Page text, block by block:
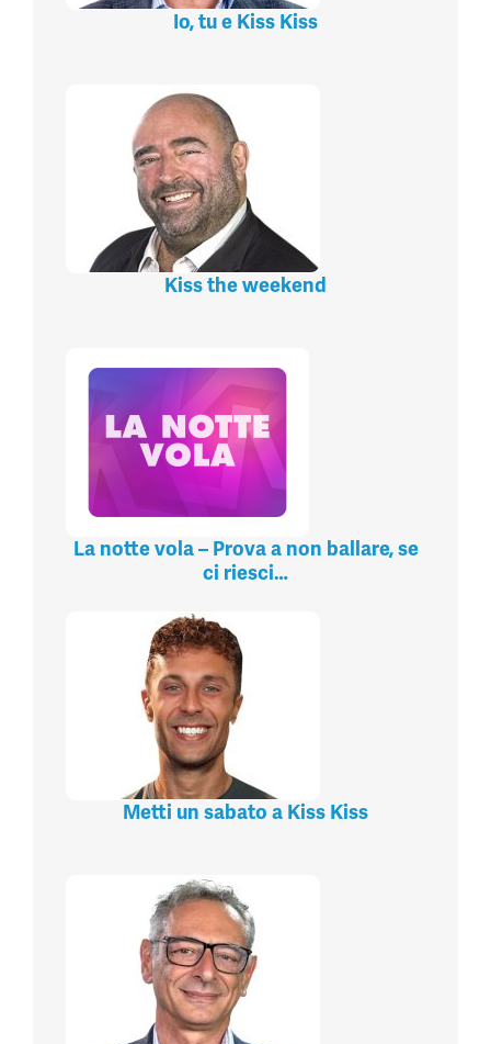
Io, tu e Kiss Kiss
Kiss the weekend
La notte vola – Prova a non ballare, se
ci riesci…
Metti un sabato a Kiss Kiss